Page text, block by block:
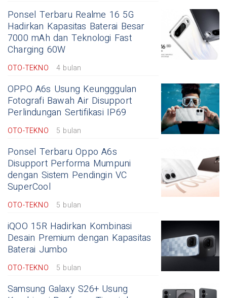
Ponsel Terbaru Realme 16 5G
Hadirkan Kapasitas Baterai Besar
7000 mAh dan Teknologi Fast
Charging 60W
OTO-TEKNO 4 bulan
OPPO A6s Usung Keungggulan
Fotografi Bawah Air Disupport
Perlindungan Sertifikasi IP69
OTO-TEKNO 5 bulan
Ponsel Terbaru Oppo A6s
Disupport Performa Mumpuni
dengan Sistem Pendingin VC
SuperCool
OTO-TEKNO 5 bulan
iQOO 15R Hadirkan Kombinasi
Desain Premium dengan Kapasitas
Baterai Jumbo
OTO-TEKNO 5 bulan
Samsung Galaxy S26+ Usung